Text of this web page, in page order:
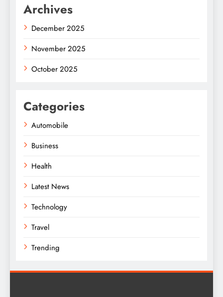
Archives
December 2025
November 2025
October 2025
Categories
Automobile
Business
Health
Latest News
Technology
Travel
Trending